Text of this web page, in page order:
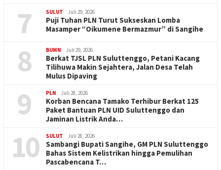
7 SULUT Juli 29, 2026
Puji Tuhan PLN Turut Sukseskan Lomba
Masamper “Oikumene Bermazmur” di Sangihe
8 BUMN Juli 29, 2026
Berkat TJSL PLN Suluttenggo, Petani Kacang
Tilihuwa Makin Sejahtera, Jalan Desa Telah
Mulus Dipaving
9 PLN Juli 28, 2026
Korban Bencana Tamako Terhibur Berkat 125
Paket Bantuan PLN UID Suluttenggo dan
Jaminan Listrik Anda…
10 SULUT Juli 28, 2026
Sambangi Bupati Sangihe, GM PLN Suluttenggo
Bahas Sistem Kelistrikan hingga Pemulihan
Pascabencana T…